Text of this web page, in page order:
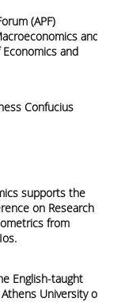
(APF)
and
and
Confucius
supports the
on Research
from
English-taught
University of